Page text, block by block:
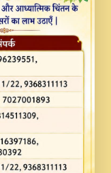
2017
Pad - A